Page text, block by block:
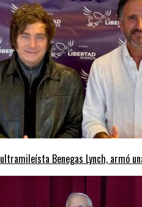
Benegas Lynch, armó